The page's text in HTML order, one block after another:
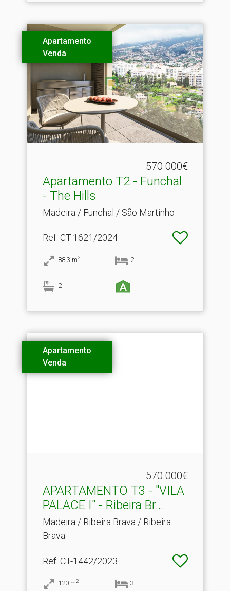
Apartamento
Venda
570.000€
Apartamento T2 - Funchal
- The Hills
Madeira / Funchal / São Martinho
Ref: CT-1621/2024
88.3 m2 2
2
Apartamento
Venda
570.000€
APARTAMENTO T3 - "VILA
PALACE I" - Ribeira Br.​..
Madeira / Ribeira Brava / Ribeira
Brava
Ref: CT-1442/2023
120 m2 3